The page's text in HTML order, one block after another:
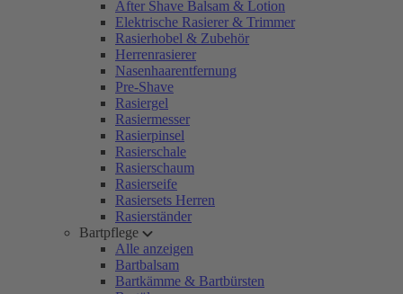
After Shave Balsam & Lotion
Elektrische Rasierer & Trimmer
Rasierhobel & Zubehör
Herrenrasierer
Nasenhaarentfernung
Pre-Shave
Rasiergel
Rasiermesser
Rasierpinsel
Rasierschale
Rasierschaum
Rasierseife
Rasiersets Herren
Rasierständer
Bartpflege
Alle anzeigen
Bartbalsam
Bartkämme & Bartbürsten